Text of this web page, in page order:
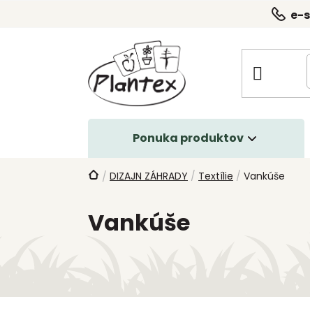
e-
Ponuka produktov
Domov
/ DIZAJN ZÁHRADY / Textílie / Vankúše
Vankúše